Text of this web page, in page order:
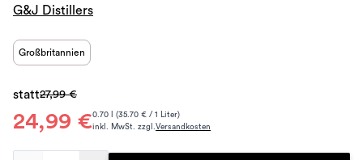
G&J Distillers
Großbritannien
24,99 €
statt27,99 €
0.70 l (35.70 € / 1 Liter)
inkl. MwSt. zzgl.Versandkosten